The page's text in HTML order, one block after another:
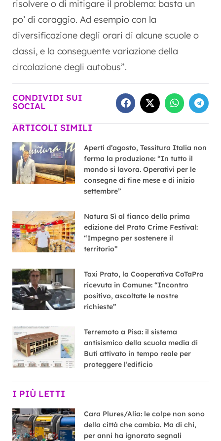
risolvere o di mitigare il problema: basta un
po’ di coraggio. Ad esempio con la
diversificazione degli orari di alcune scuole o
classi, e la conseguente variazione della
circolazione degli autobus”.
CONDIVIDI SUI
SOCIAL
ARTICOLI SIMILI
Aperti d’agosto, Tessitura Italia non
ferma la produzione: “In tutto il
mondo si lavora. Operativi per le
consegne di fine mese e di inizio
settembre”
Natura Sì al fianco della prima
edizione del Prato Crime Festival:
“Impegno per sostenere il
territorio”
Taxi Prato, la Cooperativa CoTaPra
ricevuta in Comune: “Incontro
positivo, ascoltate le nostre
richieste”
Terremoto a Pisa: il sistema
antisismico della scuola media di
Buti attivato in tempo reale per
proteggere l’edificio
I PIÙ LETTI
Cara Plures/Alia: le colpe non sono
della città che cambia. Ma di chi,
per anni ha ignorato segnali